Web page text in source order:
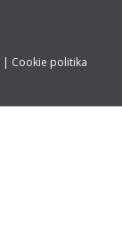
| Cookie politika